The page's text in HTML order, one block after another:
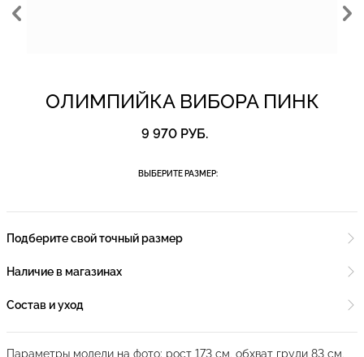
ОЛИМПИЙКА ВИБОРА ПИНК
9 970 РУБ.
ВЫБЕРИТЕ РАЗМЕР:
Подберите свой точный размер
Наличие в магазинах
Состав и уход
Параметры модели на фото: рост 173 см, обхват груди 83 см,